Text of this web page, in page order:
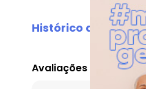
Histórico de preços
O preço apresentado
agosto/2026
Avaliações